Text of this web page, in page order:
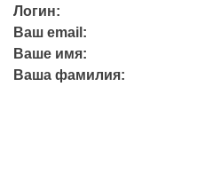
Логин:
Ваш email:
Ваше имя:
Ваша фамилия: